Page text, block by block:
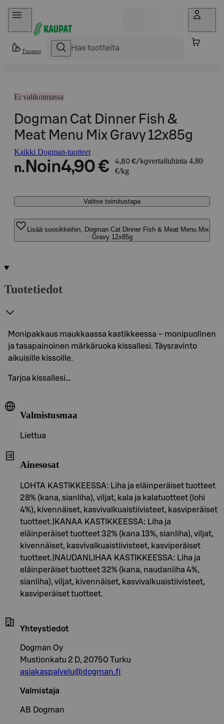
Hyppää sisältöön
Tuotteet
Ei valikoimassa
Dogman Cat Dinner Fish &
Meat Menu Mix Gravy 12x85g
Kaikki Dogman-tuotteet
n. Noin4,90 € 4,80 €/kgvertailuhinta 4,80
€/kg
Valitse toimitustapa
Lisää suosikkeihin, Dogman Cat Dinner Fish & Meat Menu Mix
Gravy 12x85g
Tuotetiedot
Monipakkaus maukkaassa kastikkeessa – monipuolinen
ja tasapainoinen märkäruoka kissallesi. Täysravinto
aikuisille kissoille.
Tarjoa kissallesi…
Valmistusmaa
Liettua
Ainesosat
LOHTA KASTIKKEESSA: Liha ja eläinperäiset tuotteet
28% (kana, sianliha), viljat, kala ja kalatuotteet (lohi
4%), kivennäiset, kasvivalkuaistiivisteet, kasviperäiset
tuotteet.|KANAA KASTIKKEESSA: Liha ja
eläinperäiset tuotteet 32% (kana 13%, sianliha), viljat,
kivennäiset, kasvivalkuaistiivisteet, kasviperäiset
tuotteet.|NAUDANLIHAA KASTIKKEESSA: Liha ja
eläinperäiset tuotteet 32% (kana, naudanliha 4%,
sianliha), viljat, kivennäiset, kasvivalkuaistiivisteet,
kasviperäiset tuotteet.
Yhteystiedot
Dogman Oy
Mustionkatu 2 D, 20750 Turku
asiakaspalvelu@dogman.fi
Valmistaja
AB Dogman